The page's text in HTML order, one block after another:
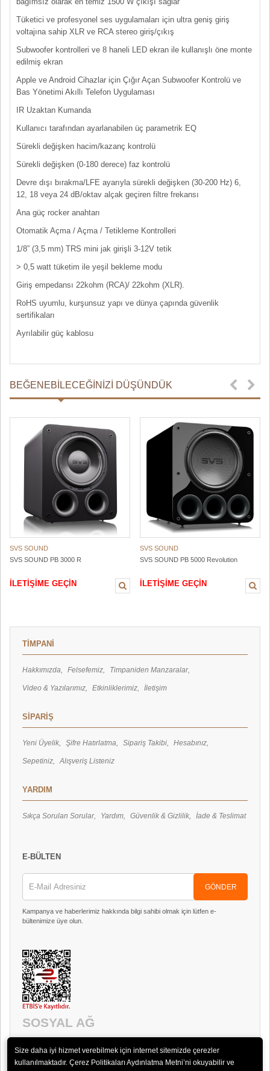
Tüketici ve profesyonel ses uygulamaları için ultra geniş giriş
voltajına sahip XLR ve RCA stereo giriş/çıkış
Subwoofer kontrolleri ve 8 haneli LED ekran ile kullanışlı öne monte
edilmiş ekran
Apple ve Android Cihazlar için Çığır Açan Subwoofer Kontrolü ve
Bas Yönetimi Akıllı Telefon Uygulaması
IR Uzaktan Kumanda
Kullanıcı tarafından ayarlanabilen üç parametrik EQ
Sürekli değişken hacim/kazanç kontrolü
Sürekli değişken (0-180 derece) faz kontrolü
Devre dışı bırakma/LFE ayarıyla sürekli değişken (30-200 Hz) 6,
12, 18 veya 24 dB/oktav alçak geçiren filtre frekansı
Ana güç rocker anahtarı
Otomatik Açma / Açma / Tetikleme Kontrolleri
1/8” (3,5 mm) TRS mini jak girişli 3-12V tetik
> 0,5 watt tüketim ile yeşil bekleme modu
Giriş empedansı 22kohm (RCA)/ 22kohm (XLR).
RoHS uyumlu, kurşunsuz yapı ve dünya çapında güvenlik
sertifikaları
Ayrılabilir güç kablosu
BEĞENEBILECEĞINIZI DÜŞÜNDÜK
SVS SOUND
SVS SOUND PB 3000 R
İLETİŞİME GEÇİN
SVS SOUND
SVS SOUND PB 5000 Revolution
İLETİŞİME GEÇİN
TİMPANİ
Hakkımızda Felsefemiz Timpaniden Manzaralar
Video & Yazılarımız Etkinliklerimiz İletişim
SİPARİŞ
Yeni Üyelik Şifre Hatırlatma Sipariş Takibi Hesabınız
Sepetiniz Alışveriş Listeniz
YARDIM
Sıkça Sorulan Sorular Yardım Güvenlik & Gizlilik İade & Teslimat
E-BÜLTEN
GÖNDER
Kampanya ve haberlerimiz hakkında bilgi sahibi olmak için lütfen e-
bültenimize üye olun.
SOSYAL AĞ
Size daha iyi hizmet verebilmek için internet sitemizde çerezler
kullanılmaktadır. Çerez Politikaları Aydınlatma Metni’ni okuyabilir ve